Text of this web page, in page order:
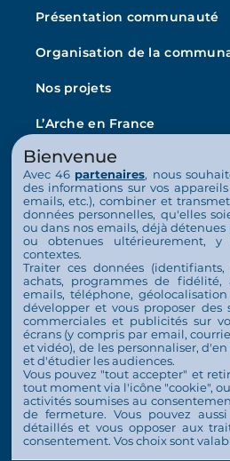
Présentation communauté
Organisation de la
Nos projets
L’Arche en France
La vie au quotidien
Nos activités
Actualités
Nous soutenir
S’engager
Nous soutenir
Contact
Espace Presse
Bienvenue
Avec 46 partenaires, nous
des informations sur vos
emails, etc.), combiner et
données personnelles, qu'elles
ou dans nos emails, déjà
ou obtenues ultérieurement, y
contextes.
Traiter ces données (identifiants,
achats, programmes de fidélité,
emails, téléphone,
développer et vous proposer des
commerciales et publicités sur
écrans (y compris par email,
et vidéo), de les personnaliser,
et d'étudier les audiences.
Vous pouvez "tout accepter" et
tout moment via l'icône "cookie",
activités soumises au
de fermeture. Vous pouvez
détaillés et vous opposer aux
consentement. Vos choix sont